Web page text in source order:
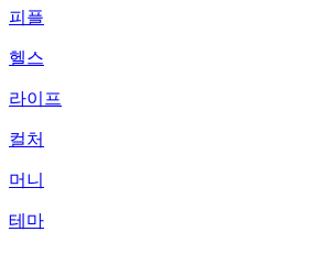
피플
헬스
라이프
컬처
머니
테마